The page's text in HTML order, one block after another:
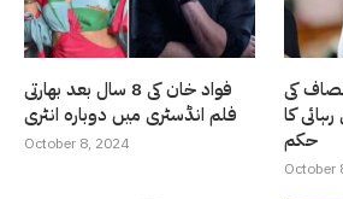
فواد خان کی 8 سال بعد بھارتی
فلم انڈسٹری میں دوبارہ انٹری
October 8, 2024
کی
کا
حکم
October